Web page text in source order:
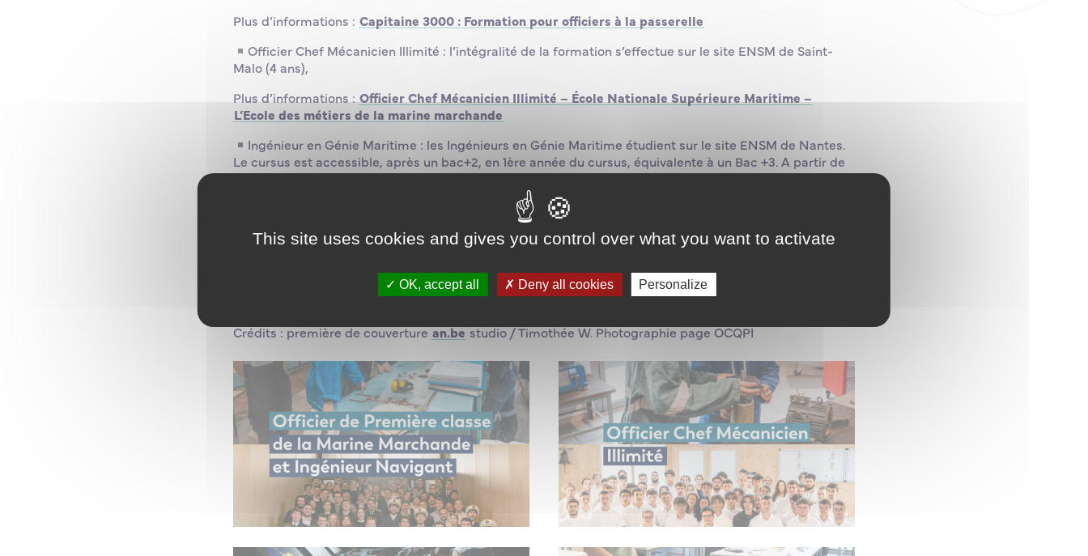
Plus d’informations : Capitaine 3000 : Formation pour officiers à la passerelle
Officier Chef Mécanicien Illimité : l’intégralité de la formation s’effectue sur le site ENSM de Saint-
Malo (4 ans),
Plus d’informations : Officier Chef Mécanicien Illimité – École Nationale Supérieure Maritime –
L’Ecole des métiers de la marine marchande
Ingénieur en Génie Maritime : les Ingénieurs en Génie Maritime étudient sur le site ENSM de Nantes.
Le cursus est accessible, après un bac+2, en 1ère année du cursus, équivalente à un Bac +3. A partir de
la seconde année (bac+4), le cursus est structuré en deux parcours de spécialisation, Eco-Gestion du
Navire (EGN) et Déploiement et Maintenance des systèmes Offshore (DMO).
Devenez ingénieur Génie Maritime : Formation et expertise
Préparez votre avenir ! Retrouvez nos formations post-bac surhttp://supmaritime.fr
Crédits : première de couverturean.bestudio / Timothée W. Photographie page OCQPI
This site uses cookies and gives you control over what you want to activate
OK, accept all Deny all cookies Personalize